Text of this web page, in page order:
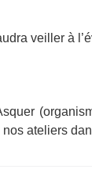
veiller à
ateliers